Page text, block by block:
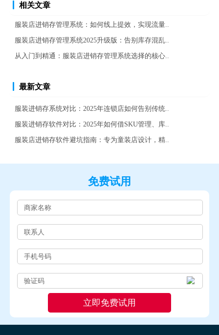
相关文章
服装店进销存管理系统：如何线上提效，实现流量..
服装店进销存管理系统2025升级版：告别库存混乱..
从入门到精通：服装店进销存管理系统选择的核心..
最新文章
服装进销存系统对比：2025年连锁店如何告别传统..
服装进销存软件对比：2025年如何借SKU管理、库..
服装店进销存软件避坑指南：专为童装店设计，精..
免费试用